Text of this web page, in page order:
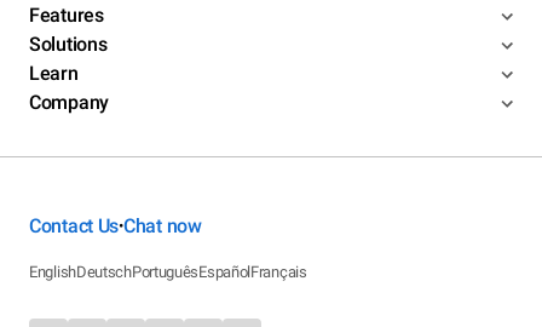
Features
Solutions
Learn
Company
Contact Us•Chat now
EnglishDeutschPortuguêsEspañolFrançais